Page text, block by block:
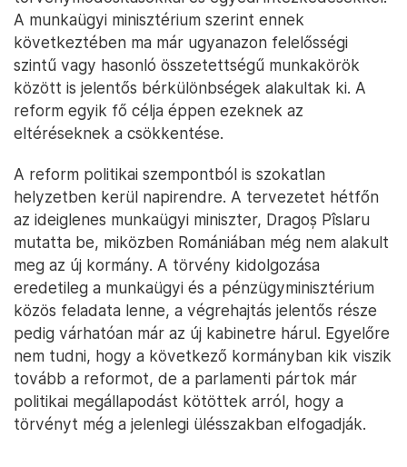
A munkaügyi minisztérium szerint ennek
következtében ma már ugyanazon felelősségi
szintű vagy hasonló összetettségű munkakörök
között is jelentős bérkülönbségek alakultak ki. A
reform egyik fő célja éppen ezeknek az
eltéréseknek a csökkentése.
A reform politikai szempontból is szokatlan
helyzetben kerül napirendre. A tervezetet hétfőn
az ideiglenes munkaügyi miniszter, Dragoș Pîslaru
mutatta be, miközben Romániában még nem alakult
meg az új kormány. A törvény kidolgozása
eredetileg a munkaügyi és a pénzügyminisztérium
közös feladata lenne, a végrehajtás jelentős része
pedig várhatóan már az új kabinetre hárul. Egyelőre
nem tudni, hogy a következő kormányban kik viszik
tovább a reformot, de a parlamenti pártok már
politikai megállapodást kötöttek arról, hogy a
törvényt még a jelenlegi ülésszakban elfogadják.